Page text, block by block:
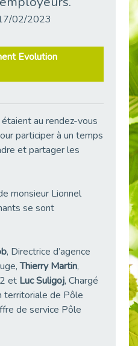
« Confiance en soi et acceptation du handicap » : un levier puissant vers l’emploi
Handicap et emploi : une matinée pour briser les tabous
L’alternance : un levier stratégique pour recruter et inclure durablement
Fibromyalgie : Quand la douleur invisible s’invite au bureau
Le taux d’emploi direct dans la fonction publique dépasse 6 % en 2025
L'alternance : un tremplin vers l'emploi aussi pour les personnes en situation de handicap
de Marc, 44 ans
02/2023
Evolution
au rendez-vous
participer à un temps
et partager les
monsieur Lionnel
se sont
, Directrice d’agence
Thierry Martin,
et Luc Suligoj, Chargé
territoriale de Pôle
de service Pôle